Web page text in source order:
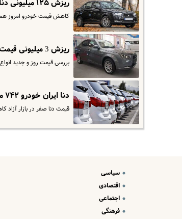
ریزش ۱۲۵ میلیونی دنا پلاس اتوماتیک | تغییرات قیمت خودرو پرفروش ایران
کاهش قیمت خودرو امروز هم
ریزش 3 میلیونی قیمت خودرو دنا | دنا اتوماتیک صفر در کانال ۷۰۰ میلیونی!
بررسی قیمت روز و جدید انواع خودرو دنا در تاریخ ۱۹ آذر.
دنا ایران خودرو ۷۴۲ میلیون تومان شد | ریزش ۱۲۰ تا ۲۵۰ میلیونی این مدل دنا!
قیمت دنا صفر در بازار آزاد
سیاسی
اقتصادی
اجتماعی
فرهنگی